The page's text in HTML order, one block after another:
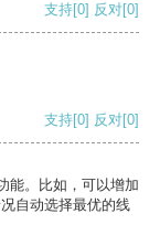
支持[0] 反对[0]
支持[0] 反对[0]
能。比如，可以增加
自动选择最优的线